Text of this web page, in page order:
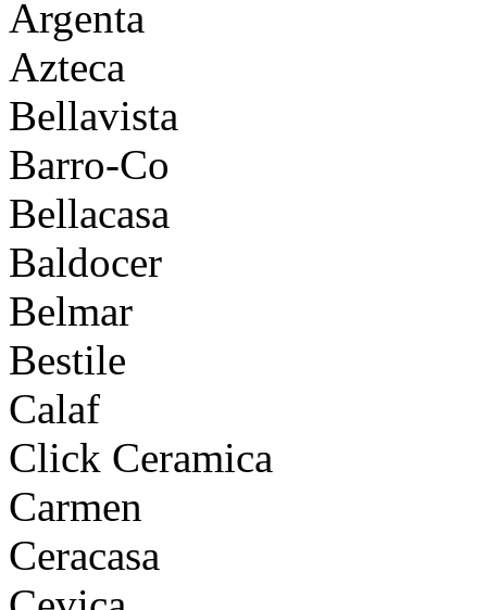
Argenta
Azteca
Bellavista
Barro-Co
Bellacasa
Baldocer
Belmar
Bestile
Calaf
Click Сeramica
Carmen
Ceracasa